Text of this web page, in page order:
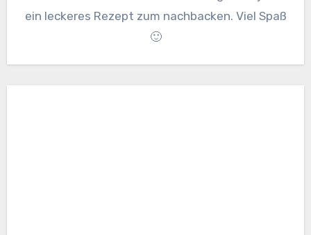
ein leckeres Rezept zum nachbacken. Viel Spaß
🙂